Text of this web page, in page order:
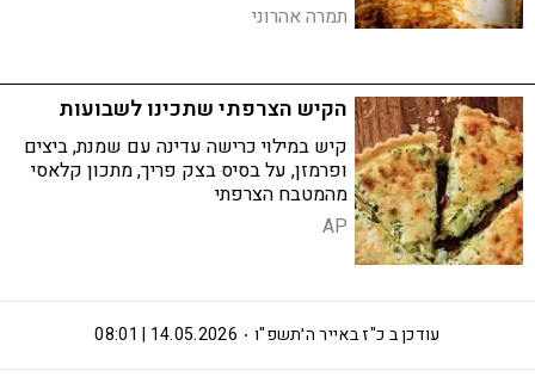
תמרה אהרוני
הקיש הצרפתי שתכינו לשבועות
קיש במילוי כרישה עדינה עם שמנת, ביצים
ופרמזן, על בסיס בצק פריך, מתכון קלאסי
מהמטבח הצרפתי
AP
כ"ז באייר ה׳תשפ"ו 14.05.2026 | 08:01 עודכן ב